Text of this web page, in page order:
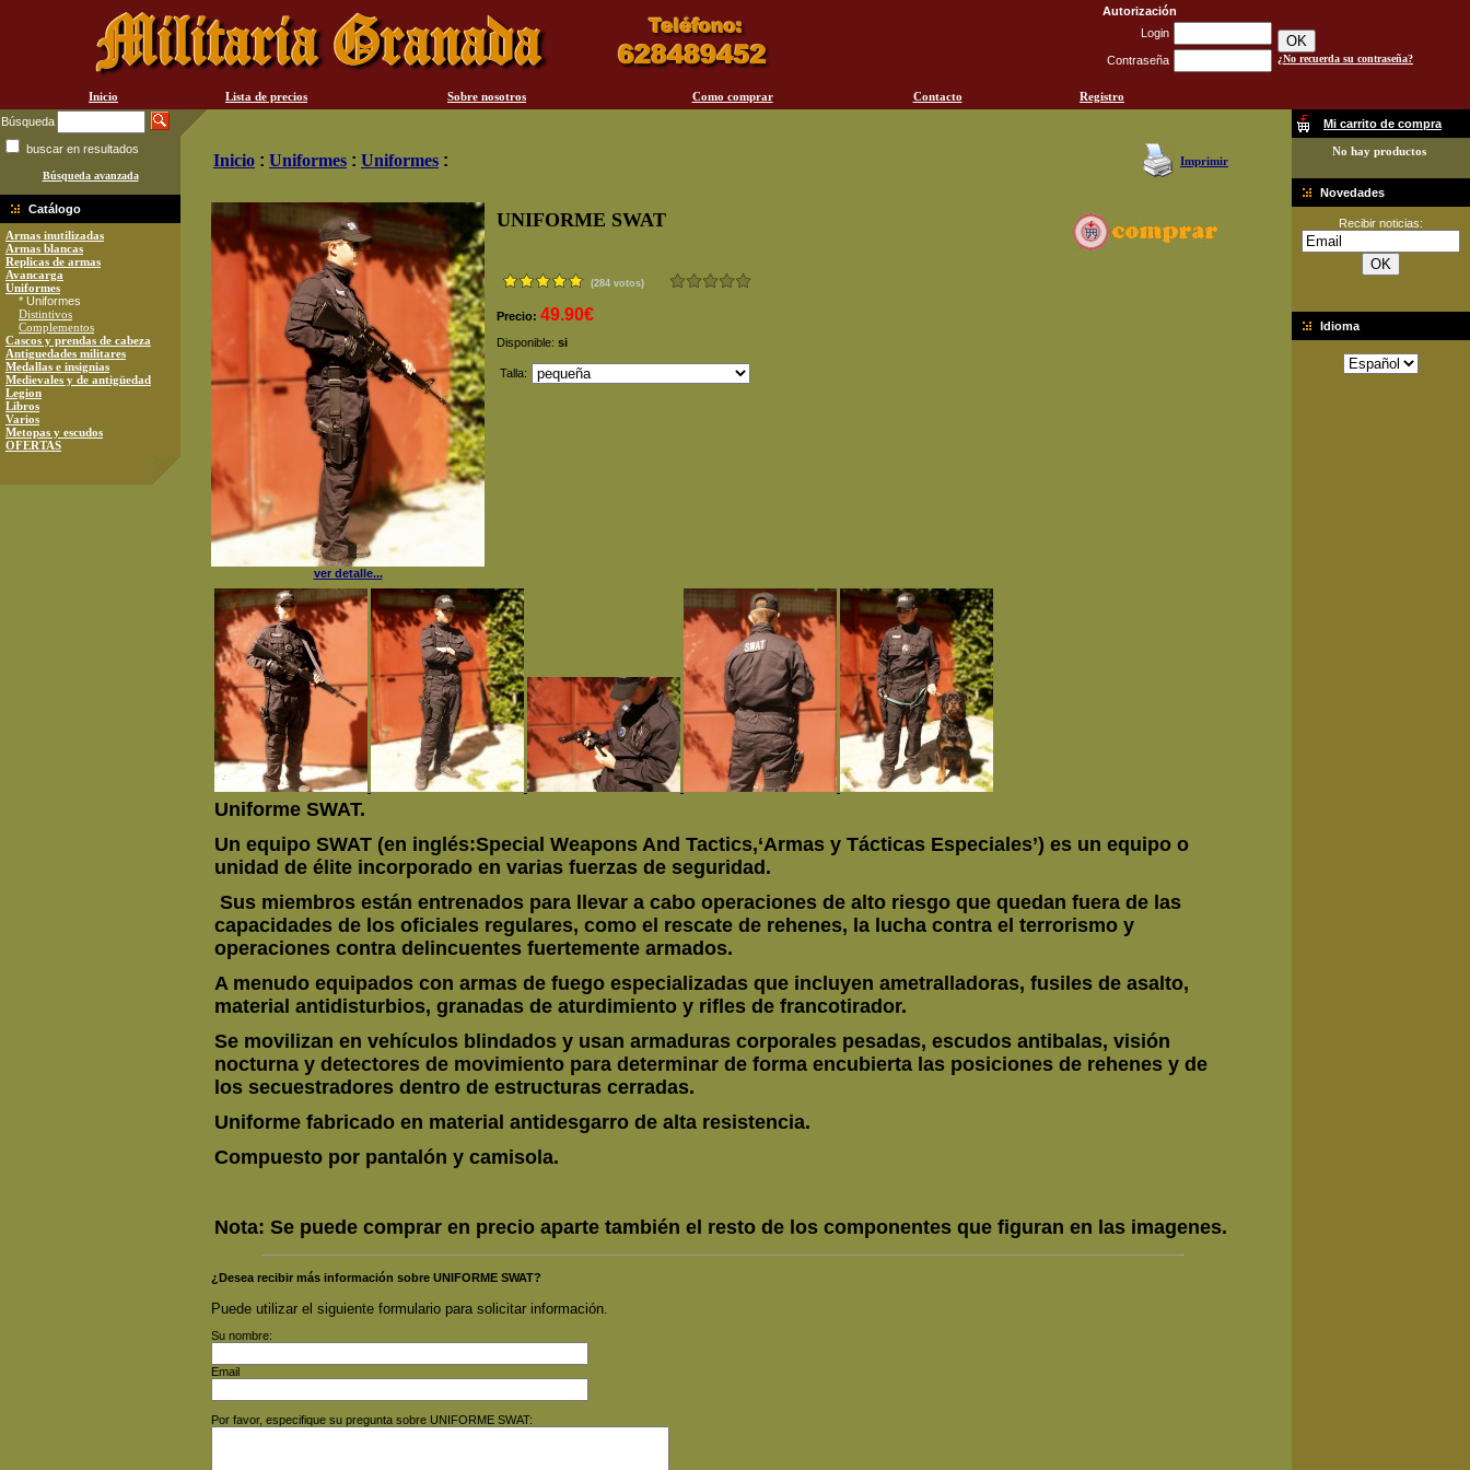
Autorización
Login
Contraseña ¿No recuerda su contraseña?
Inicio Lista de precios Sobre nosotros Como comprar Contacto
Registro
Búsqueda
buscar en resultados
Búsqueda avanzada
Catálogo
Armas inutilizadas
Armas blancas
Replicas de armas
Avancarga
Uniformes
* Uniformes
Distintivos
Complementos
Cascos y prendas de cabeza
Antiguedades militares
Medallas e insignias
Medievales y de antigüedad
Legion
Libros
Varios
Metopas y escudos
OFERTAS
Inicio : Uniformes : Uniformes : Imprimir
ver detalle...
UNIFORME SWAT
(284 votos)
Precio: 49.90€
Disponible: si
Talla:
Uniforme SWAT.
Un equipo SWAT (en inglés:Special Weapons And Tactics,‘Armas y Tácticas Especiales’) es un equipo o
unidad de élite incorporado en varias fuerzas de seguridad.
Sus miembros están entrenados para llevar a cabo operaciones de alto riesgo que quedan fuera de las
capacidades de los oficiales regulares, como el rescate de rehenes, la lucha contra el terrorismo y
operaciones contra delincuentes fuertemente armados.
A menudo equipados con armas de fuego especializadas que incluyen ametralladoras, fusiles de asalto,
material antidisturbios, granadas de aturdimiento y rifles de francotirador.
Se movilizan en vehículos blindados y usan armaduras corporales pesadas, escudos antibalas, visión
nocturna y detectores de movimiento para determinar de forma encubierta las posiciones de rehenes y de
los secuestradores dentro de estructuras cerradas.
Uniforme fabricado en material antidesgarro de alta resistencia.
Compuesto por pantalón y camisola.
Nota: Se puede comprar en precio aparte también el resto de los componentes que figuran en las imagenes.
¿Desea recibir más información sobre UNIFORME SWAT?
Puede utilizar el siguiente formulario para solicitar información.
Su nombre:
Email
Por favor, especifique su pregunta sobre UNIFORME SWAT:
Mi carrito de compra
No hay productos
Novedades
Recibir noticias:
Idioma